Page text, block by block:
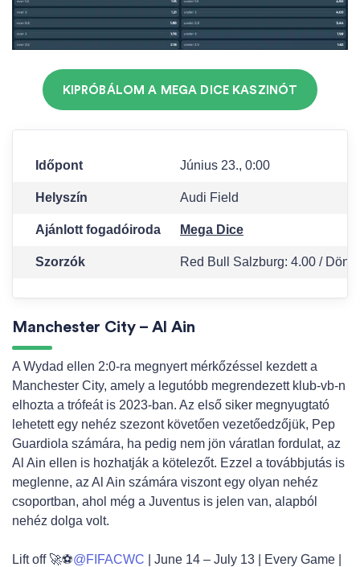
KIPRÓBÁLOM A MEGA DICE KASZINÓT
Időpont Június 23., 0:00
Helyszín Audi Field
Ajánlott fogadóiroda Mega Dice
Szorzók Red Bull Salzburg: 4.00 /
Manchester City – Al Ain
A Wydad ellen 2:0-ra megnyert mérkőzéssel kezdett a
Manchester City, amely a legutóbb megrendezett klub-vb-n
elhozta a trófeát is 2023-ban. Az első siker megnyugtató
lehetett egy nehéz szezont követően vezetőedzőjük, Pep
Guardiola számára, ha pedig nem jön váratlan fordulat, az
Al Ain ellen is hozhatják a kötelezőt. Ezzel a továbbjutás is
meglenne, az Al Ain számára viszont egy olyan nehéz
csoportban, ahol még a Juventus is jelen van, alapból
nehéz dolga volt.
Lift off 🚀⚽️@FIFACWC | June 14 – July 13 | Every Game |